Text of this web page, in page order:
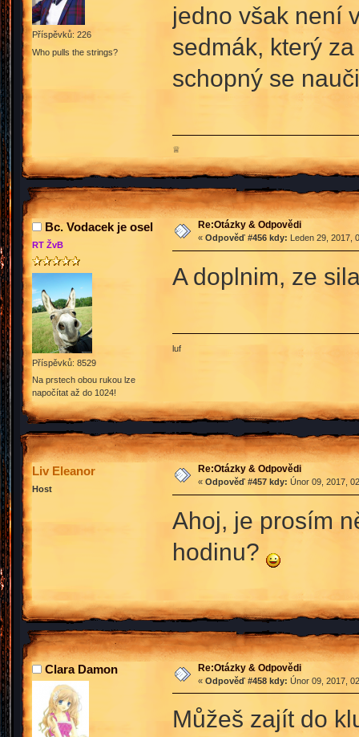
Příspěvků: 226
Who pulls the strings?
jedno však není
sedmák, který
schopný se
♕
Bc. Vodacek je osel
RT ŽvB
Příspěvků: 8529
Na prstech obou rukou lze
napočítat až do 1024!
Re:Otázky & Odpovědi
« Odpověď #456 kdy: Leden 29, 2017,
A doplnim, ze
luf
Liv Eleanor
Host
Re:Otázky & Odpovědi
« Odpověď #457 kdy: Únor 09, 2017,
Ahoj, je prosím
hodinu?
Clara Damon Re:Otázky & Odpovědi
« Odpověď #458 kdy: Únor 09, 2017,
Můžeš zajít do